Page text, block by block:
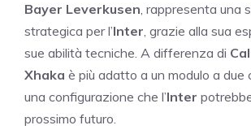
Bayer Leverkusen, rappresenta una
strategica per l’Inter, grazie alla sua
sue abilità tecniche. A differenza di
Xhaka è più adatto a un modulo a due
una configurazione che l’Inter
prossimo futuro.